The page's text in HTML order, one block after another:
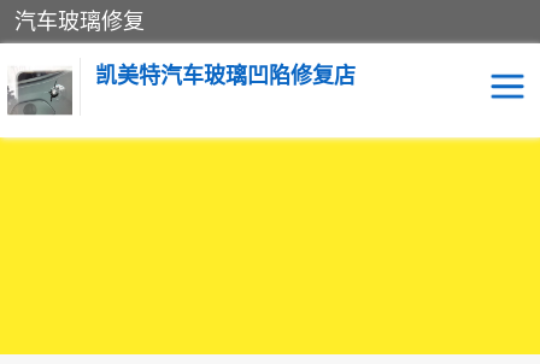
汽车玻璃修复
凯美特汽车玻璃凹陷修复店